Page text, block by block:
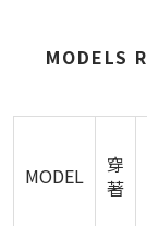
MODELS
MODEL
穿
著